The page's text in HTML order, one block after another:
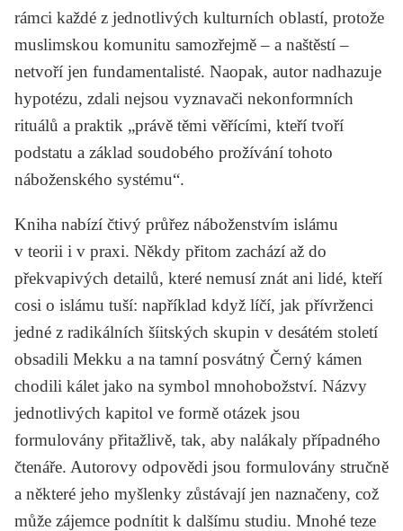
rámci každé z jednotlivých kulturních oblastí, protože
muslimskou komunitu samozřejmě – a naštěstí –
netvoří jen fundamentalisté. Naopak, autor nadhazuje
hypotézu, zdali nejsou vyznavači nekonformních
rituálů a praktik „právě těmi věřícími, kteří tvoří
podstatu a základ soudobého prožívání tohoto
náboženského systému“.
Kniha nabízí čtivý průřez náboženstvím islámu
v teorii i v praxi. Někdy přitom zachází až do
překvapivých detailů, které nemusí znát ani lidé, kteří
cosi o islámu tuší: například když líčí, jak přívrženci
jedné z radikálních šíitských skupin v desátém století
obsadili Mekku a na tamní posvátný Černý kámen
chodili kálet jako na symbol mnohobožství. Názvy
jednotlivých kapitol ve formě otázek jsou
formulovány přitažlivě, tak, aby nalákaly případného
čtenáře. Autorovy odpovědi jsou formulovány stručně
a některé jeho myšlenky zůstávají jen naznačeny, což
může zájemce podnítit k dalšímu studiu. Mnohé teze